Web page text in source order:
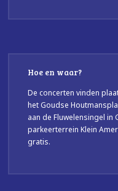
Hoe en waar?
De concerten vinden
het Goudse
aan de Fluwelensingel in
parkeerterrein Klein
gratis.